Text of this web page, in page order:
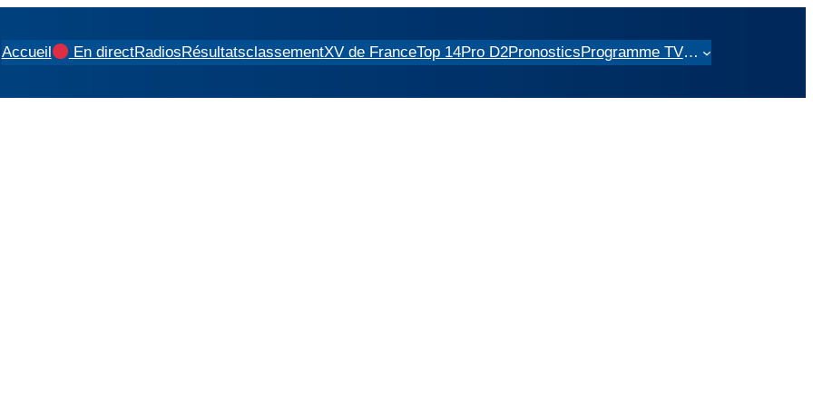
Accueil En directRadiosRésultatsclassementXV de FranceTop 14Pro D2PronosticsProgramme TV…